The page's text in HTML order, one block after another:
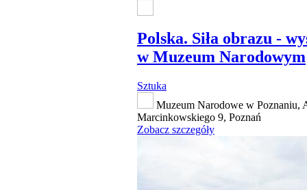
Polska. Siła obrazu -
w Muzeum Narodowym
Sztuka
Muzeum Narodowe w Poznaniu,
Marcinkowskiego 9, Poznań
Zobacz szczegóły